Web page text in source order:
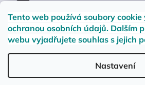
Tento web používá soubory cookie
ochranou osobních údajů. Dalším
webu vyjadřujete souhlas s jejich
Nastavení
Jak na
Obchodní podmínky Ochrana